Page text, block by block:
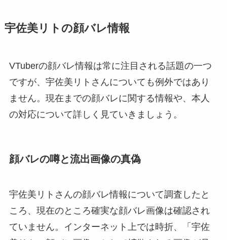
宇佐美リトの顔バレ情報
VTuberの顔バレ情報は常に注目される話題の一つ
ですが、宇佐美リトさんについても例外ではあり
ません。現在までの顔バレに関する情報や、本人
の対応について詳しく見ていきましょう。
顔バレの噂と流出画像の真偽
宇佐美リトさんの顔バレ情報について調査したと
ころ、現在のところ確実な顔バレ画像は確認され
ていません。インターネット上では時折、「宇佐